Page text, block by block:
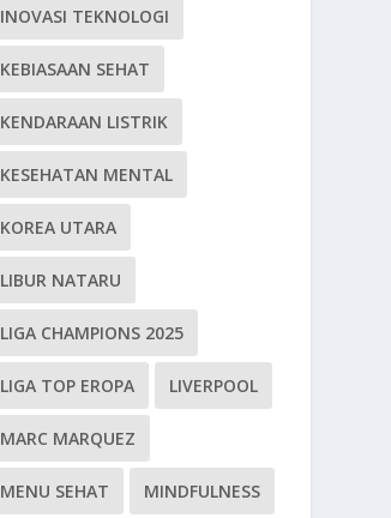
INOVASI TEKNOLOGI
KEBIASAAN SEHAT
KENDARAAN LISTRIK
KESEHATAN MENTAL
KOREA UTARA
LIBUR NATARU
LIGA CHAMPIONS 2025
LIGA TOP EROPA LIVERPOOL
MARC MARQUEZ
MENU SEHAT MINDFULNESS